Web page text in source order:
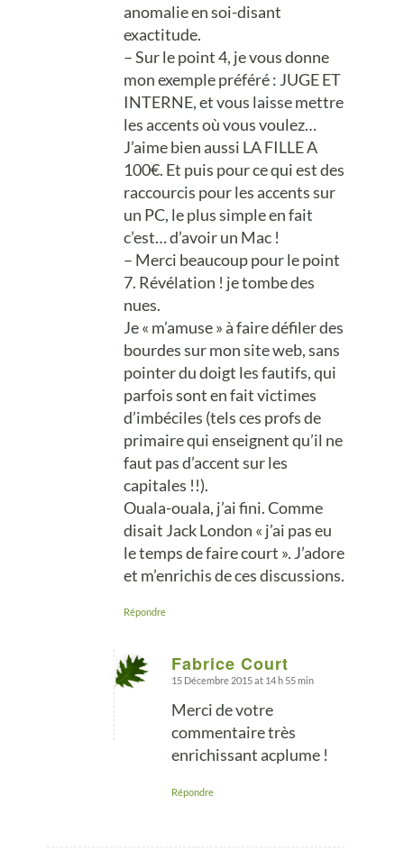
anomalie en soi-disant
exactitude.
– Sur le point 4, je vous donne
mon exemple préféré : JUGE ET
INTERNE, et vous laisse mettre
les accents où vous voulez…
J’aime bien aussi LA FILLE A
100€. Et puis pour ce qui est des
raccourcis pour les accents sur
un PC, le plus simple en fait
c’est… d’avoir un Mac !
– Merci beaucoup pour le point
7. Révélation ! je tombe des
nues.
Je « m’amuse » à faire défiler des
bourdes sur mon site web, sans
pointer du doigt les fautifs, qui
parfois sont en fait victimes
d’imbéciles (tels ces profs de
primaire qui enseignent qu’il ne
faut pas d’accent sur les
capitales !!).
Ouala-ouala, j’ai fini. Comme
disait Jack London « j’ai pas eu
le temps de faire court ». J’adore
et m’enrichis de ces discussions.
Répondre
Fabrice Court
says:
15 Décembre 2015 at 14 h 55 min
Merci de votre
commentaire très
enrichissant acplume !
Répondre